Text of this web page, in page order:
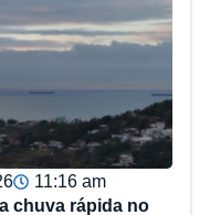
11:16 am
chuva rápida no